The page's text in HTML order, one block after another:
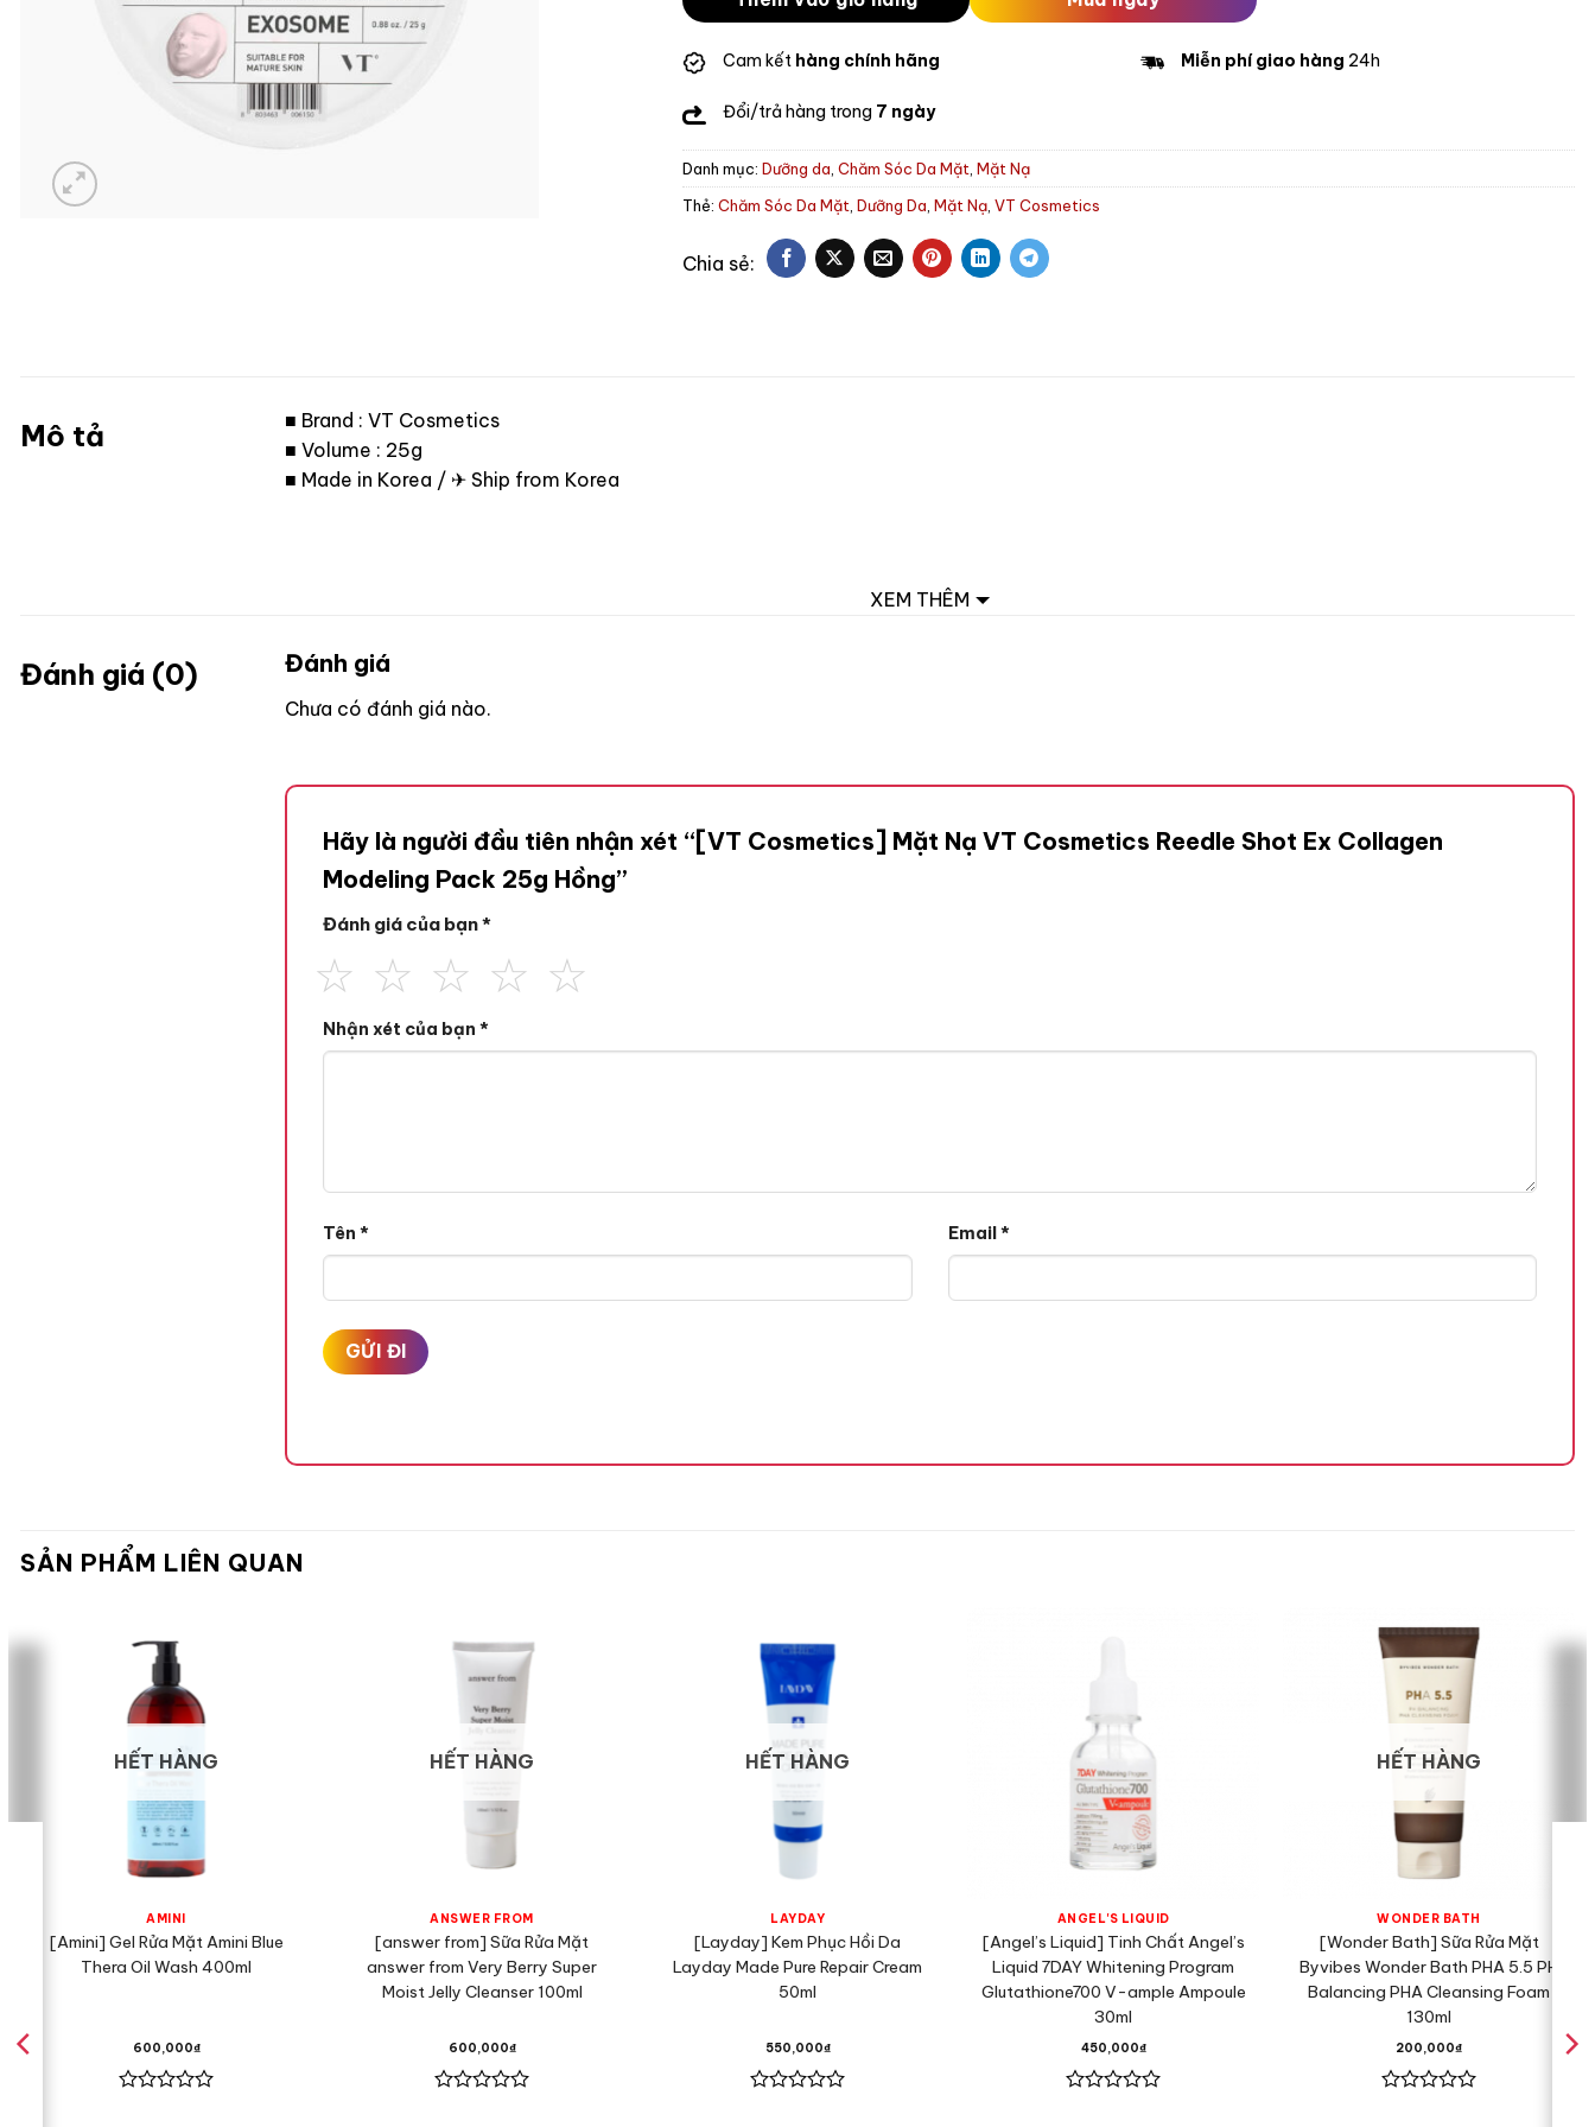
Cam kết hàng chính hãng Miễn phí giao hàng 24h
Đổi/trả hàng trong 7 ngày
Danh mục:Dưỡng da,Chăm Sóc Da Mặt,Mặt Nạ
Thẻ:Chăm Sóc Da Mặt,Dưỡng Da,Mặt Nạ,VT Cosmetics
Mô tả
■ Brand : VT Cosmetics
■ Volume : 25g
■ Made in Korea / ✈ Ship from Korea
XEM THÊM
Đánh giá (0) Đánh giá
Chưa có đánh giá nào.
Hãy là người đầu tiên nhận xét “[VT Cosmetics] Mặt Nạ VT Cosmetics Reedle Shot Ex Collagen
Modeling Pack 25g Hồng”
Đánh giá của bạn*
Nhận xét của bạn*
Tên* Email *
SẢN PHẨM LIÊN QUAN
HẾT HÀNG
AMINI
[Amini] Gel Rửa Mặt Amini Blue
Thera Oil Wash 400ml
600,000₫
HẾT HÀNG
ANSWER FROM
[answer from] Sữa Rửa Mặt
answer from Very Berry Super
Moist Jelly Cleanser 100ml
600,000₫
HẾT HÀNG
LAYDAY
[Layday] Kem Phục Hồi Da
Layday Made Pure Repair Cream
50ml
550,000₫
ANGEL'S LIQUID
[Angel’s Liquid] Tinh Chất Angel’s
Liquid 7DAY Whitening Program
Glutathione700 V-ample Ampoule
30ml
450,000₫
HẾT HÀNG
WONDER BATH
[Wonder Bath] Sữa Rửa Mặt
Byvibes Wonder Bath PHA 5.5 PH
Balancing PHA Cleansing Foam
130ml
200,000₫